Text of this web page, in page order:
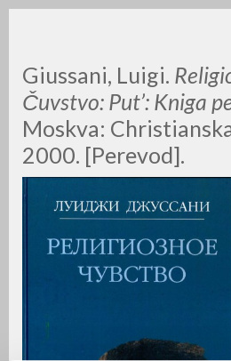
Giussani, Luigi.
Čuvstvo: Put’: Kniga
Moskva:
2000. [Perevod].